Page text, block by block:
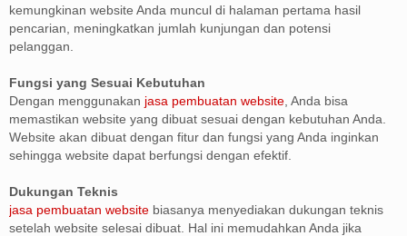
kemungkinan website Anda muncul di halaman pertama hasil
pencarian, meningkatkan jumlah kunjungan dan potensi
pelanggan.
Fungsi yang Sesuai Kebutuhan
Dengan menggunakan jasa pembuatan website , Anda bisa
memastikan website yang dibuat sesuai dengan kebutuhan Anda.
Website akan dibuat dengan fitur dan fungsi yang Anda inginkan
sehingga website dapat berfungsi dengan efektif.
Dukungan Teknis
jasa pembuatan website biasanya menyediakan dukungan teknis
setelah website selesai dibuat. Hal ini memudahkan Anda jika